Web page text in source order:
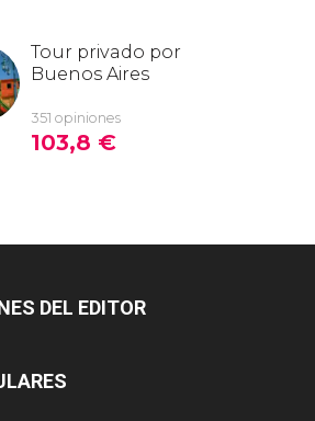
DEL EDITOR